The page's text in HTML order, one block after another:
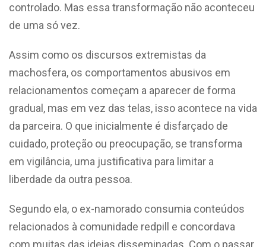
controlado. Mas essa transformação não aconteceu
de uma só vez.
Assim como os discursos extremistas da
machosfera, os comportamentos abusivos em
relacionamentos começam a aparecer de forma
gradual, mas em vez das telas, isso acontece na vida
da parceira. O que inicialmente é disfarçado de
cuidado, proteção ou preocupação, se transforma
em vigilância, uma justificativa para limitar a
liberdade da outra pessoa.
Segundo ela, o ex-namorado consumia conteúdos
relacionados à comunidade redpill e concordava
com muitas das ideias disseminadas. Com o passar